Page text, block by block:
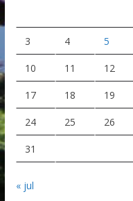
3 4 5
10 11 12
17 18 19
24 25 26
31
« jul